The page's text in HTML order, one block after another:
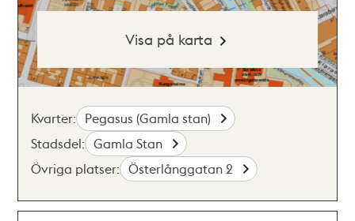
Visa på karta
Kvarter: Pegasus (Gamla stan)
Stadsdel: Gamla Stan
Övriga platser: Österlånggatan 2